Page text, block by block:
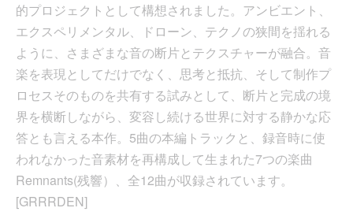
的プロジェクトとして構想されました。アンビエント、
エクスペリメンタル、ドローン、テクノの狭間を揺れる
ように、さまざまな音の断片とテクスチャーが融合。音
楽を表現としてだけでなく、思考と抵抗、そして制作プ
ロセスそのものを共有する試みとして、断片と完成の境
界を横断しながら、変容し続ける世界に対する静かな応
答とも言える本作。5曲の本編トラックと、録音時に使
われなかった音素材を再構成して生まれた7つの楽曲
Remnants(残響）、全12曲が収録されています。
[GRRRDEN]